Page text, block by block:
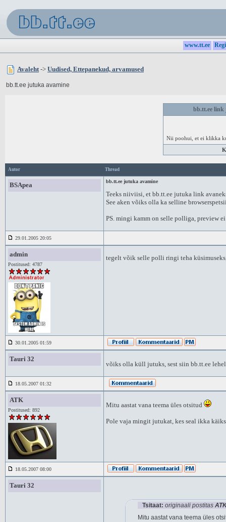
www.tt.ee
Avaleht-> Uudised, Ettepanekud, arvamused
bb.tt.ee jutuka avamine
bb.tt.ee link
Nii poohui, et ei klikka
Autor Thread
BSApea bb.tt.ee jutuka avamine
Teeks niiviisi, et bb.tt.ee jutuka link
See aken võiks olla ka selline
PS. mingi kamm on selle polliga, preview
29.01.2005 20:05
admin
Postitused: 4787
tegelt võik selle polli ringi teha
30.01.2005 01:59
Tauri 32
võiks olla küll jutuks, sest siin bb.tt.ee
18.05.2007 01:32
ATK
Postitused: 892
Mitu aastat vana teema üles otsitud
Pole vaja mingit jutukat, kes seal ikka
18.05.2007 08:00
Tauri 32
Tsitaat: originaali postitas
Mitu aastat vana teema üles